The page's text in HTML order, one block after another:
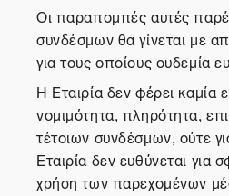
Οι παραπομπές αυτές
συνδέσμων θα γίνεται με
για τους οποίους ουδεμία
Η Εταιρία δεν φέρει
νομιμότητα, πληρότητα,
τέτοιων συνδέσμων, ούτε
Εταιρία δεν ευθύνεται
χρήση των παρεχομένων